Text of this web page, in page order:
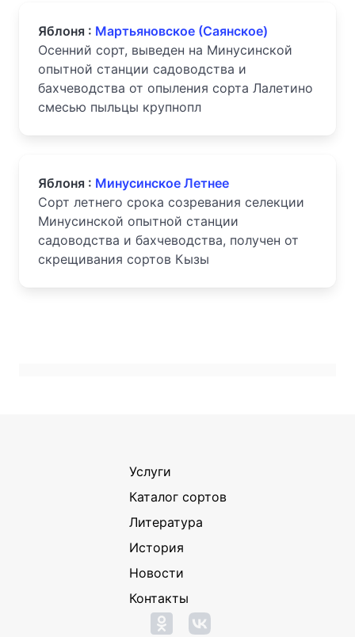
Яблоня : Мартьяновское (Саянское)
Осенний сорт, выведен на Минусинской
опытной станции садоводства и
бахчеводства от опыления сорта Лалетино
смесью пыльцы крупнопл
Яблоня : Минусинское Летнее
Сорт летнего срока созревания селекции
Минусинской опытной станции
садоводства и бахчеводства, получен от
скрещивания сортов Кызы
Услуги
Каталог сортов
Литература
История
Новости
Контакты